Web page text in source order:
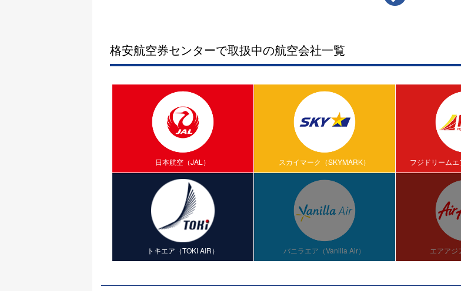
格安航空券センターで取扱中の航空会社一覧
日本航空（JAL） スカイマーク（SKYMARK） フジドリームエ
トキエア（TOKI AIR） バニラエア（Vanilla Air） エアアジ